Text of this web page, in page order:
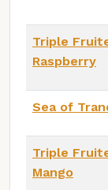
Triple
Raspberry
Sea of
Triple
Mango